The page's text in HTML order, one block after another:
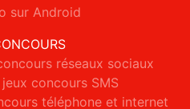
sur Android
réseaux sociaux
concours SMS
téléphone et internet